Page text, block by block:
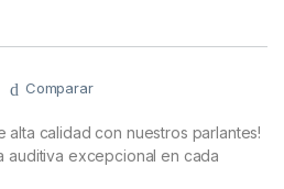
Comparar
alta calidad con nuestros parlantes!
auditiva excepcional en cada